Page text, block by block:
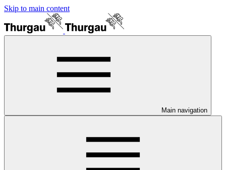
Skip to main content
Main navigation